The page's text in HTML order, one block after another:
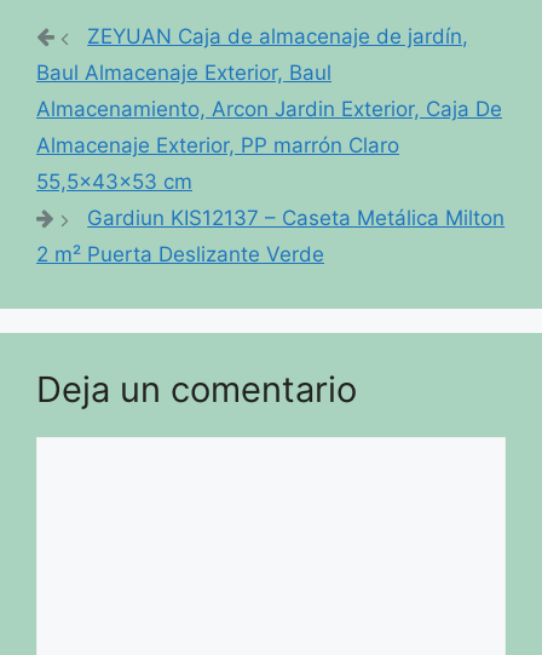
ZEYUAN Caja de almacenaje de jardín,
Baul Almacenaje Exterior, Baul
Almacenamiento, Arcon Jardin Exterior, Caja De
Almacenaje Exterior, PP marrón Claro
55,5x43x53 cm
Gardiun KIS12137 – Caseta Metálica Milton
2 m² Puerta Deslizante Verde
Deja un comentario